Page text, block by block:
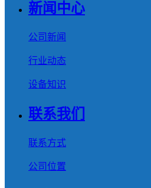
新闻中心
公司新闻
行业动态
设备知识
联系我们
联系方式
公司位置